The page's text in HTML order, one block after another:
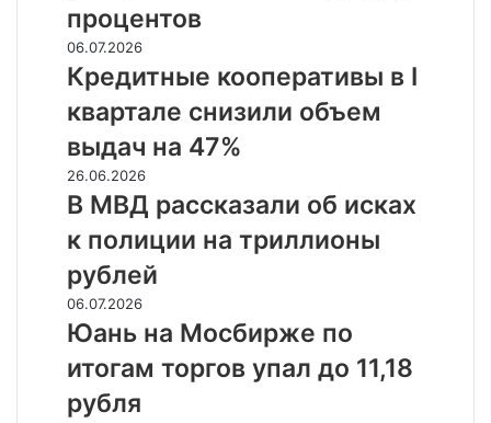
Европе
ускорили
снижение
до
процентов
процентов
Кредитные
кооперативы
квартале
снизили
объем
выдач
47%
06.07.2026
Кредитные кооперативы в I
квартале снизили объем
выдач на 47%
В
МВД
рассказали
об
исках
к
полиции
на
рублей
26.06.2026
В МВД рассказали об исках
к полиции на триллионы
рублей
Юань
на
Мосбирже
по
итогам
торгов
06.07.2026
Юань на Мосбирже по
итогам торгов упал до 11,18
рубля